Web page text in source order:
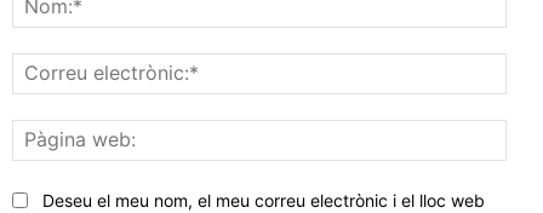
web:
Deseu el meu nom, el meu correu electrònic i el lloc web